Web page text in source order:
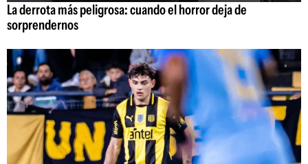
La derrota más peligrosa: cuando el horror deja de
sorprendernos